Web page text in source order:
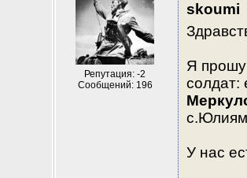
Репутация: -2
Сообщений: 196
skoumi
Я прошу
солдат:
У нас